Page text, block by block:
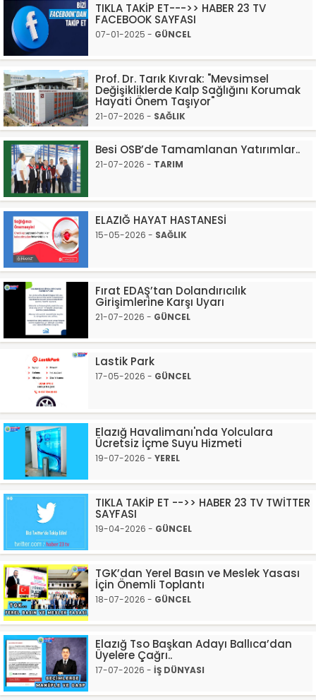
TIKLA TAKİP ET--->> HABER 23 TV
FACEBOOK SAYFASI
07-01-2025 - GÜNCEL
Prof. Dr. Tarık Kıvrak: "Mevsimsel
Değişikliklerde Kalp Sağlığını Korumak
Hayati Önem Taşıyor"
21-07-2026 - SAĞLIK
Besi OSB’de Tamamlanan Yatırımlar..
21-07-2026 - TARIM
ELAZIĞ HAYAT HASTANESİ
15-05-2026 - SAĞLIK
Fırat EDAŞ’tan Dolandırıcılık
Girişimlerine Karşı Uyarı
21-07-2026 - GÜNCEL
Lastik Park
17-05-2026 - GÜNCEL
Elazığ Havalimanı'nda Yolculara
Ücretsiz İçme Suyu Hizmeti
19-07-2026 - YEREL
TIKLA TAKİP ET -->> HABER 23 TV TWİTTER
SAYFASI
19-04-2026 - GÜNCEL
TGK’dan Yerel Basın ve Meslek Yasası
İçin Önemli Toplantı
18-07-2026 - GÜNCEL
Elazığ Tso Başkan Adayı Ballıca’dan
Üyelere Çağrı..
17-07-2026 - İŞ DÜNYASI